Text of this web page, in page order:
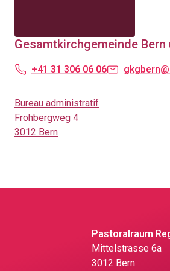
Gesamtkirchgemeinde Bern
+41 31 306 06 06
Bureau administratif
Frohbergweg 4
3012 Bern
Pastoralraum
Mittelstrasse 6a
3012 Bern